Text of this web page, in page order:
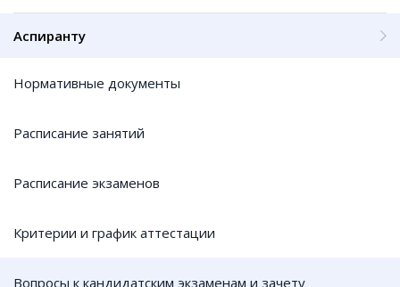
Аспиранту
Нормативные документы
Расписание занятий
Расписание экзаменов
Критерии и график аттестации
Вопросы к кандидатским экзаменам и зачету